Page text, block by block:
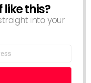
this?
into your